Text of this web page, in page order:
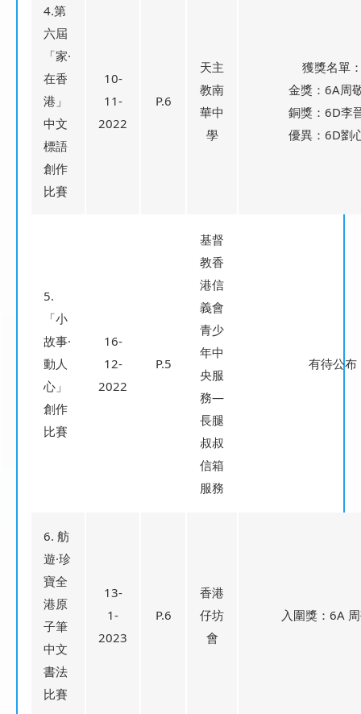
4.第
六屆
「家·
在香
港」
中文
標語
創作
比賽
10-
11-
2022
P.6
天主
教南
華中
學
獲獎名單
金獎：6A周
銅獎：6D李
優異：6D劉
5.
「小
故事·
動人
心」
創作
比賽
16-
12-
2022
P.5
基督
教香
港信
義會
青少
年中
央服
務—
長腿
叔叔
信箱
服務
有待公布
6. 舫
遊·珍
寶全
港原
子筆
中文
書法
比賽
13-
1-
2023
P.6
香港
仔坊
會
入圍獎：6A